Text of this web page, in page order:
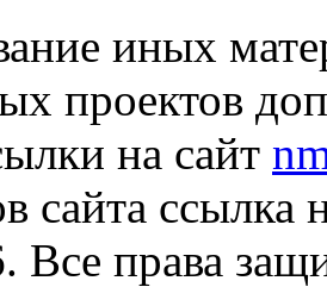
иных
проектов
на сайт
сайта ссылка
Все права